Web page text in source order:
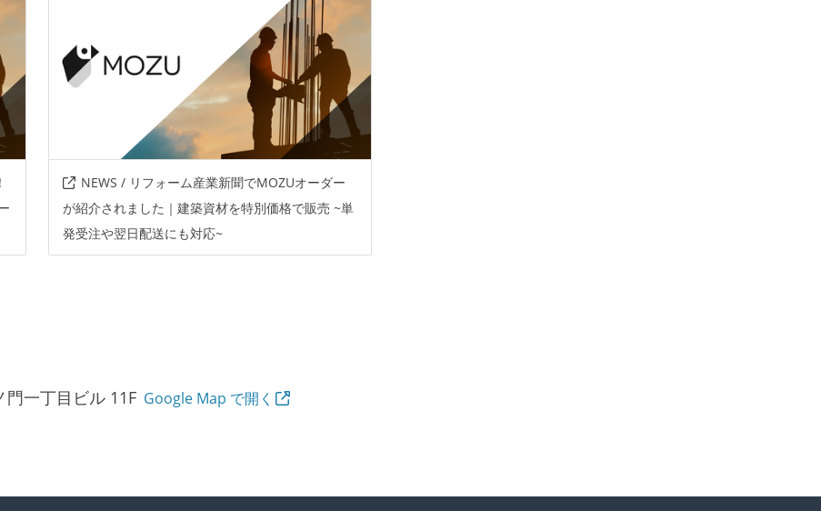
NEWS / リフォーム産業新聞でMOZUオーダー
が紹介されました｜建築資材を特別価格で販売 ~単
発受注や翌日配送にも対応~
門一丁目ビル 11F Google Map で開く